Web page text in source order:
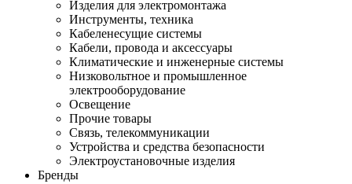
Изделия для электромонтажа
Инструменты, техника
Кабеленесущие системы
Кабели, провода и аксессуары
Климатические и инженерные системы
Низковольтное и промышленное
электрооборудование
Освещение
Прочие товары
Связь, телекоммуникации
Устройства и средства безопасности
Электроустановочные изделия
Бренды